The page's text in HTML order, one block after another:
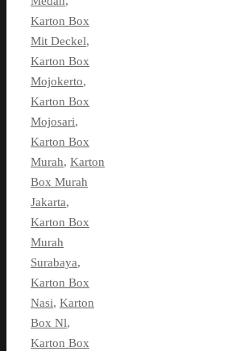
Karton Box
Mit Deckel,
Karton Box
Mojokerto,
Karton Box
Mojosari,
Karton Box
Murah, Karton
Box Murah
Jakarta,
Karton Box
Murah
Surabaya,
Karton Box
Nasi, Karton
Box Nl,
Karton Box